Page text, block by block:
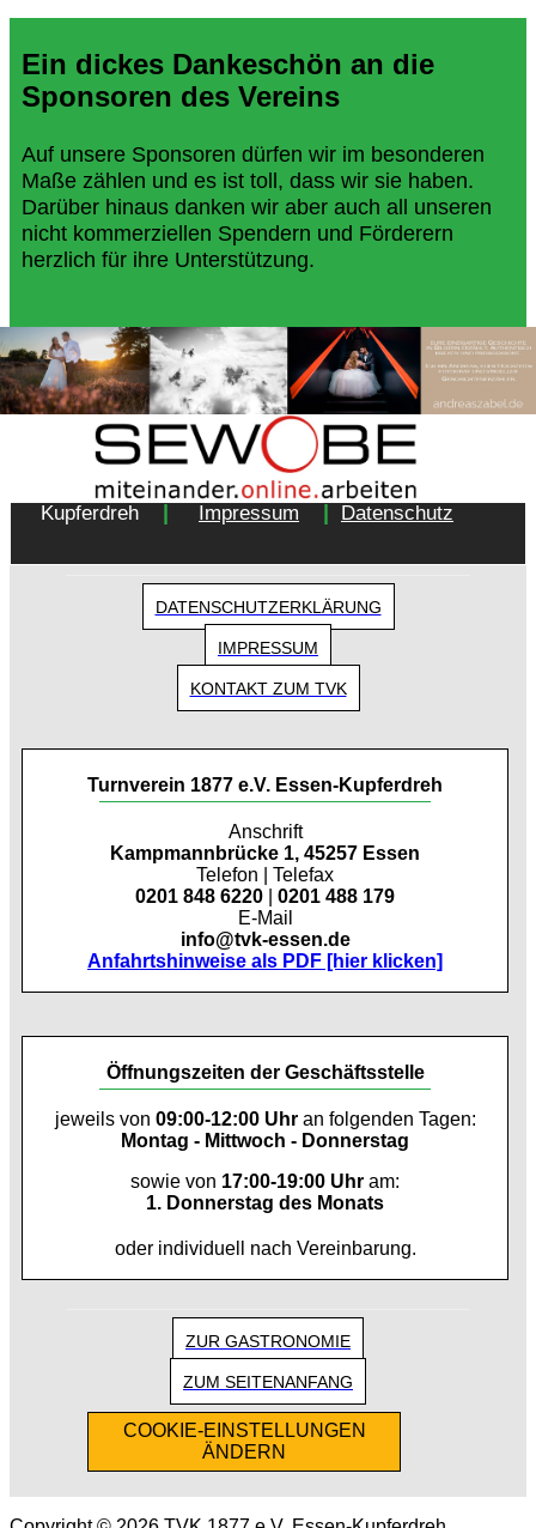
Ein dickes Dankeschön an die
Sponsoren des Vereins
Auf unsere Sponsoren dürfen wir im besonderen
Maße zählen und es ist toll, dass wir sie haben.
Darüber hinaus danken wir aber auch all unseren
nicht kommerziellen Spendern und Förderern
herzlich für ihre Unterstützung.
Copyright 2018 - Turnverein 1877 e.V. Essen-
Kupferdreh
Impressum Datenschutz
DATENSCHUTZERKLÄRUNG
IMPRESSUM
KONTAKT ZUM TVK
Turnverein 1877 e.V. Essen-Kupferdreh
Anschrift
Kampmannbrücke 1, 45257 Essen
Telefon | Telefax
0201 848 6220
0201 488 179
E-Mail
info@tvk-essen.de
Anfahrtshinweise als PDF [hier klicken]
Öffnungszeiten der Geschäftsstelle
jeweils von 09:00-12:00 Uhran folgenden Tagen:
Montag - Mittwoch - Donnerstag
sowie von 17:00-19:00 Uhr am:
1. Donnerstag des Monats
oder individuell nach Vereinbarung.
ZUR GASTRONOMIE
ZUM SEITENANFANG
COOKIE-EINSTELLUNGEN
ÄNDERN